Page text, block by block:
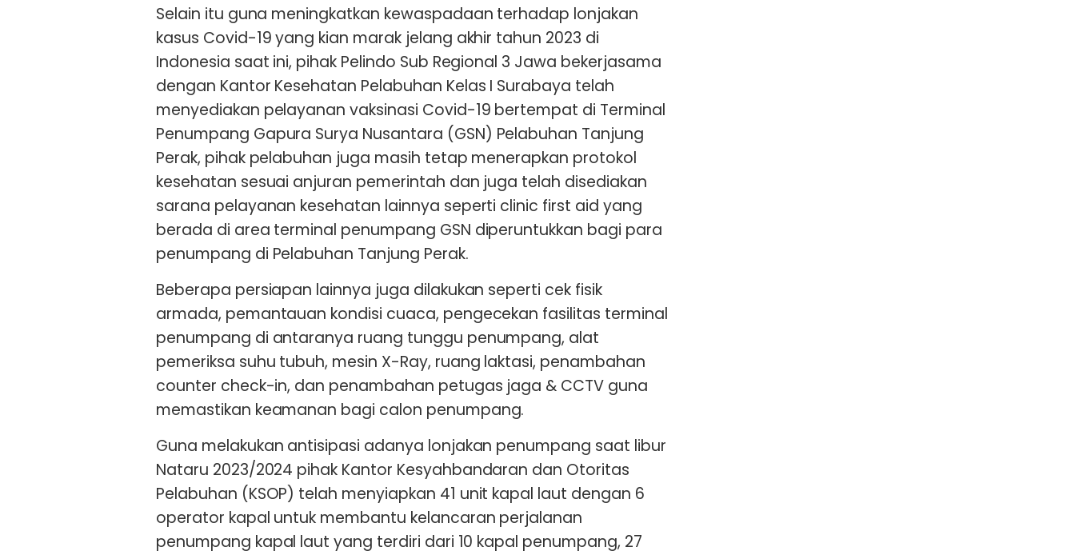
Selain itu guna meningkatkan kewaspadaan terhadap lonjakan
kasus Covid-19 yang kian marak jelang akhir tahun 2023 di
Indonesia saat ini, pihak Pelindo Sub Regional 3 Jawa bekerjasama
dengan Kantor Kesehatan Pelabuhan Kelas I Surabaya telah
menyediakan pelayanan vaksinasi Covid-19 bertempat di Terminal
Penumpang Gapura Surya Nusantara (GSN) Pelabuhan Tanjung
Perak, pihak pelabuhan juga masih tetap menerapkan protokol
kesehatan sesuai anjuran pemerintah dan juga telah disediakan
sarana pelayanan kesehatan lainnya seperti clinic first aid yang
berada di area terminal penumpang GSN diperuntukkan bagi para
penumpang di Pelabuhan Tanjung Perak.
Beberapa persiapan lainnya juga dilakukan seperti cek fisik
armada, pemantauan kondisi cuaca, pengecekan fasilitas terminal
penumpang di antaranya ruang tunggu penumpang, alat
pemeriksa suhu tubuh, mesin X-Ray, ruang laktasi, penambahan
counter check-in, dan penambahan petugas jaga & CCTV guna
memastikan keamanan bagi calon penumpang.
Guna melakukan antisipasi adanya lonjakan penumpang saat libur
Nataru 2023/2024 pihak Kantor Kesyahbandaran dan Otoritas
Pelabuhan (KSOP) telah menyiapkan 41 unit kapal laut dengan 6
operator kapal untuk membantu kelancaran perjalanan
penumpang kapal laut yang terdiri dari 10 kapal penumpang, 27